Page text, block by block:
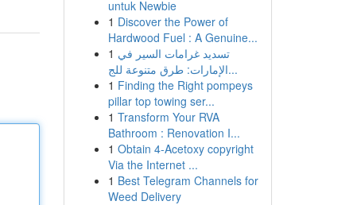
untuk Newbie
1 Discover the Power of
Hardwood Fuel : A Genuine...
1 تسديد غرامات السير في
الإمارات: طرق متنوعة للج...
1 Finding the Right pompeys
pillar top towing ser...
1 Transform Your RVA
Bathroom : Renovation I...
1 Obtain 4-Acetoxy copyright
Via the Internet ...
1 Best Telegram Channels for
Weed Delivery